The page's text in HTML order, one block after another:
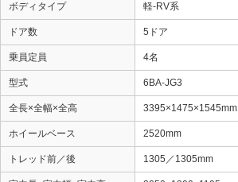
ボディタイプ 軽-RV系
ドア数 5ドア
乗員定員 4名
型式 6BA-JG3
全長×全幅×全高 3395×1475×1545mm
ホイールベース 2520mm
トレッド前／後 1305／1305mm